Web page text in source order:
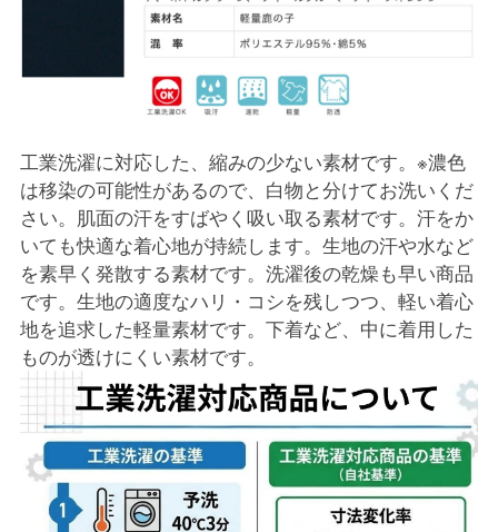
工業洗濯に対応した、縮みの少ない素材です。※濃色
は移染の可能性があるので、白物と分けてお洗いくだ
さい。肌面の汗をすばやく吸い取る素材です。汗をか
いても快適な着心地が持続します。生地の汗や水など
を素早く発散する素材です。洗濯後の乾燥も早い商品
です。生地の適度なハリ・コシを残しつつ、軽い着心
地を追求した軽量素材です。下着など、中に着用した
ものが透けにくい素材です。